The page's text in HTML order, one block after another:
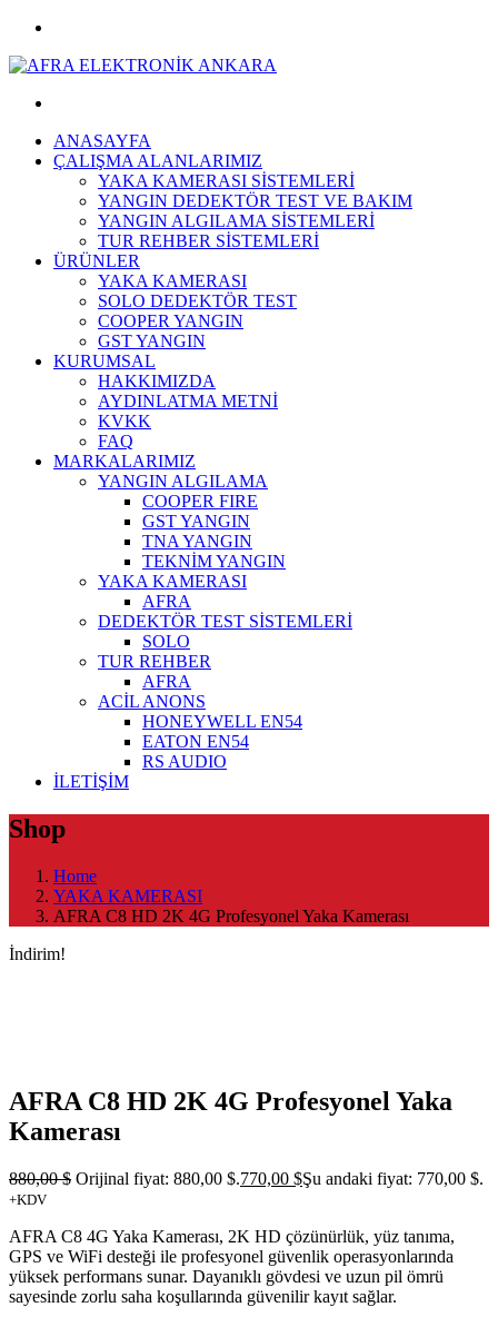
ANASAYFA
ÇALIŞMA ALANLARIMIZ
YAKA KAMERASI SİSTEMLERİ
YANGIN DEDEKTÖR TEST VE BAKIM
YANGIN ALGILAMA SİSTEMLERİ
TUR REHBER SİSTEMLERİ
ÜRÜNLER
YAKA KAMERASI
SOLO DEDEKTÖR TEST
COOPER YANGIN
GST YANGIN
KURUMSAL
HAKKIMIZDA
AYDINLATMA METNİ
KVKK
FAQ
MARKALARIMIZ
YANGIN ALGILAMA
COOPER FIRE
GST YANGIN
TNA YANGIN
TEKNİM YANGIN
YAKA KAMERASI
AFRA
DEDEKTÖR TEST SİSTEMLERİ
SOLO
TUR REHBER
AFRA
ACİL ANONS
HONEYWELL EN54
EATON EN54
RS AUDIO
İLETİŞİM
Shop
Home
YAKA KAMERASI
AFRA C8 HD 2K 4G Profesyonel Yaka Kamerası
İndirim!
AFRA C8 HD 2K 4G Profesyonel Yaka
Kamerası
880,00$ Orijinal fiyat: 880,00 $.770,00 $Şu andaki fiyat: 770,00 $.
+KDV
AFRA C8 4G Yaka Kamerası, 2K HD çözünürlük, yüz tanıma,
GPS ve WiFi desteği ile profesyonel güvenlik operasyonlarında
yüksek performans sunar. Dayanıklı gövdesi ve uzun pil ömrü
sayesinde zorlu saha koşullarında güvenilir kayıt sağlar.